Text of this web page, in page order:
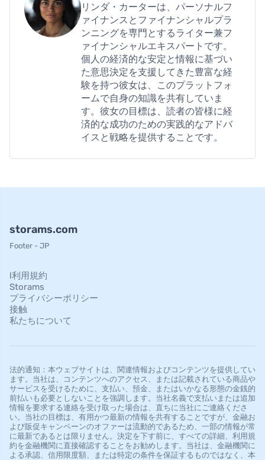
リンダ・カーターは、パーソナルフ
ァイナンスとファイナンシャルプラ
ンニングを専門とするライター兼フ
ァイナンシャルエキスパートです。
個人の経済的な安定と情報に基づい
た意思決定を支援してきた豊富な経
験を持つ彼女は、このプラットフォ
ームで自身の知識を共有していま
す。彼女の目標は、読者の皆様に経
済的な成功のための実践的なアドバ
イスと戦略を提供することです。
storams.com
Footer - JP
l利用規約
Storams
プライバシーポリシー
接触
私たちについて
法的通知：本ウェブサイトは、関連情報およびコンテンツを提供してい
ます。当社は、コンテンツへのアクセス、または記載されている商品や
サービスを受けるために、支払い、預金、またはいかなる形態の金銭的
前払いも必要としないことを強調します。当社名義で支払いまたは追加
情報を要求する連絡を受け取った場合は、直ちに当社にご連絡くださ
い。当社の目標は、有用かつ最新の情報を共有することですが、金融お
よび販促キャンペーンのオファーは流動的であるため、一部の情報が常
に最新であるとは限りません。決定を下す前に、すべての詳細、利用規
約を金融機関に直接確認することをお勧めします。当社は、金融機関に
よる承認、信用限度額、または特定の条件を保証するものではなく、本